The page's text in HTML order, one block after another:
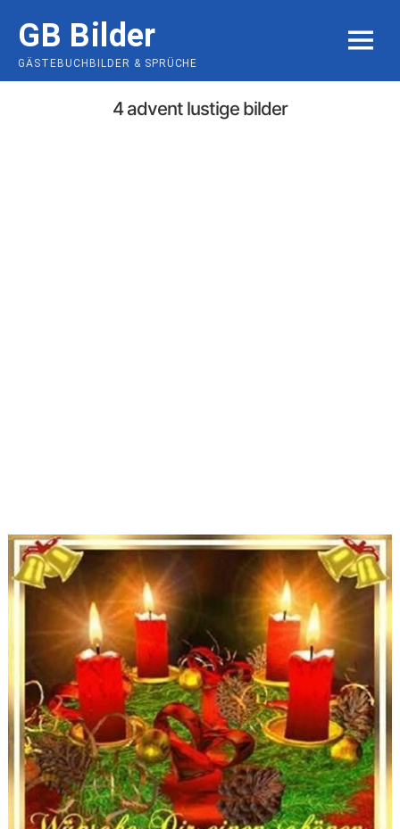
content
GB Bilder
GÄSTEBUCHBILDER & SPRÜCHE
MENU
4 advent lustige bilder